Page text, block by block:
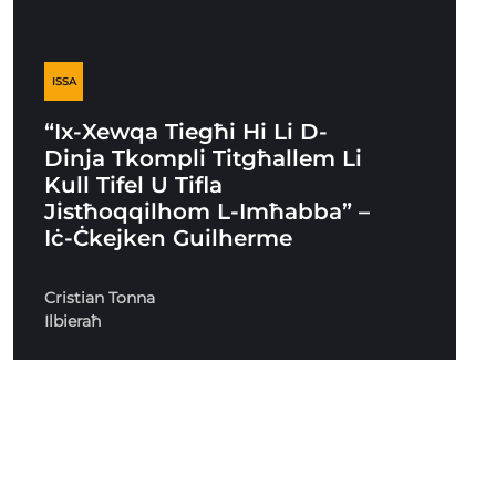
ISSA
“Ix-Xewqa Tiegħi Hi Li D-
Dinja Tkompli Titgħallem Li
Kull Tifel U Tifla
Jistħoqqilhom L-Imħabba” –
Iċ-Ċkejken Guilherme
Cristian Tonna
Ilbieraħ